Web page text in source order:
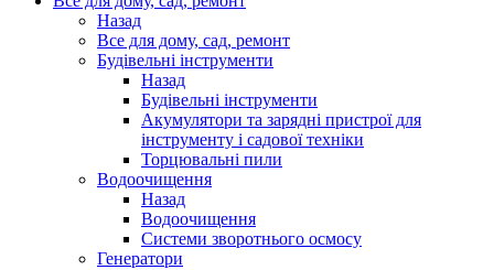
Назад
Все для дому, сад, ремонт
Будівельні інструменти
Назад
Будівельні інструменти
Акумулятори та зарядні пристрої для
інструменту і садової техніки
Торцювальні пили
Водоочищення
Назад
Водоочищення
Системи зворотнього осмосу
Генератори